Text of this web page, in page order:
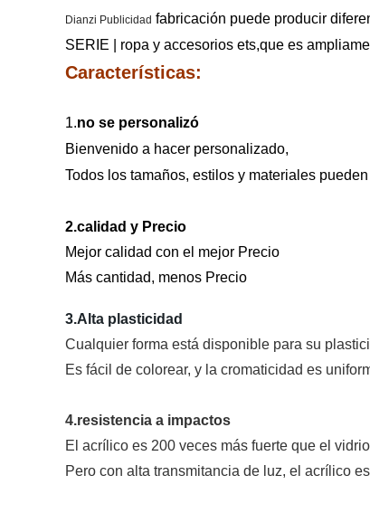
Dianzi Publicidad fabricación puede producir
SERIE | ropa y accesorios ets,que es
Características:
1.no se personalizó
Bienvenido a hacer personalizado,
Todos los tamaños, estilos y materiales
2.calidad y Precio
Mejor calidad con el mejor Precio
Más cantidad, menos Precio
3.Alta plasticidad
Cualquier forma está disponible para su
Es fácil de colorear, y la cromaticidad es
4.resistencia a impactos
El acrílico es 200 veces más fuerte que el
Pero con alta transmitancia de luz, el acrílico